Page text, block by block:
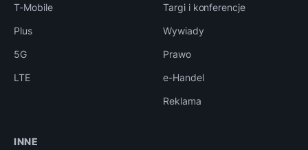
T-Mobile
Plus
5G
LTE
Targi i konferencje
Wywiady
Prawo
e-Handel
Reklama
INNE